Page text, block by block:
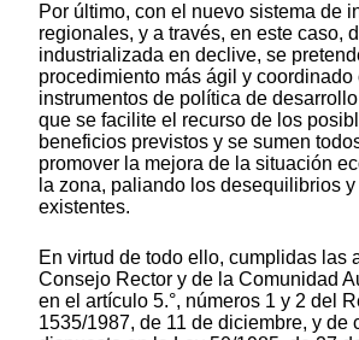
Por último, con el nuevo sistema de
regionales, y a través, en este caso,
industrializada en declive, se
procedimiento más ágil y coordinado
instrumentos de política de
que se facilite el recurso de los
beneficios previstos y se sumen
promover la mejora de la situación
la zona, paliando los desequilibrios
existentes.
En virtud de todo ello, cumplidas las
Consejo Rector y de la Comunidad
en el artículo 5.°, números 1 y 2 del
1535/1987, de 11 de diciembre, y de